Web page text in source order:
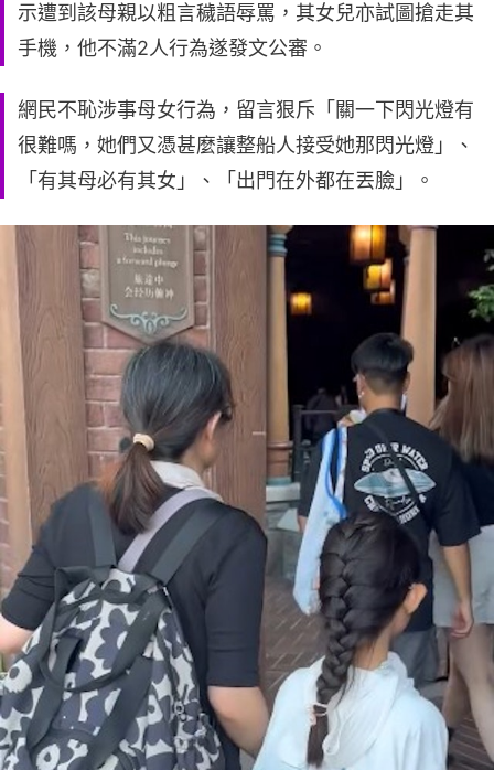
示遭到該母親以粗言穢語辱罵，其女兒亦試圖搶走其
手機，他不滿2人行為遂發文公審。
網民不恥涉事母女行為，留言狠斥「關一下閃光燈有
很難嗎，她們又憑甚麼讓整船人接受她那閃光燈」、
「有其母必有其女」、「出門在外都在丟臉」。